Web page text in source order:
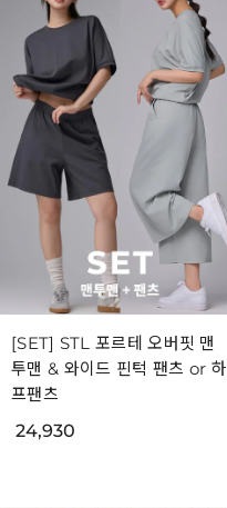
[SET] STL 포르테 오버핏 맨
투맨 & 와이드 핀턱 팬츠 or 하
프팬츠
24,930